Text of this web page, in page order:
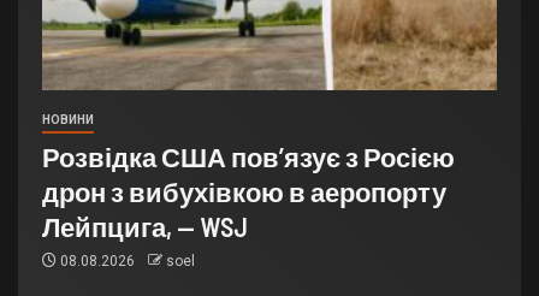
НОВИНИ
Розвідка США пов’язує з Росією
дрон з вибухівкою в аеропорту
Лейпцига, — WSJ
08.08.2026 soel